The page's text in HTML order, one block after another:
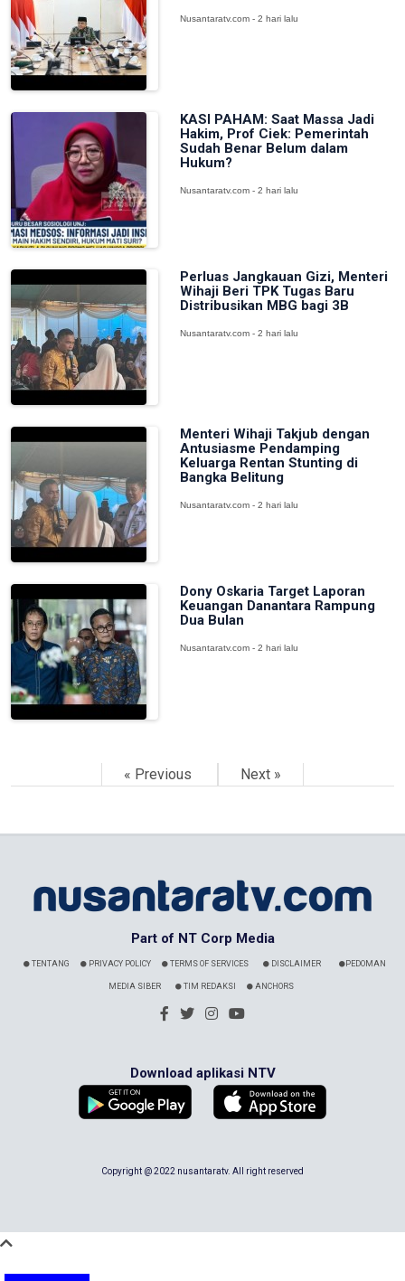
Nusantaratv.com - 2 hari lalu
KASI PAHAM: Saat Massa Jadi
Hakim, Prof Ciek: Pemerintah
Sudah Benar Belum dalam
Hukum?
Nusantaratv.com - 2 hari lalu
Perluas Jangkauan Gizi, Menteri
Wihaji Beri TPK Tugas Baru
Distribusikan MBG bagi 3B
Nusantaratv.com - 2 hari lalu
Menteri Wihaji Takjub dengan
Antusiasme Pendamping
Keluarga Rentan Stunting di
Bangka Belitung
Nusantaratv.com - 2 hari lalu
Dony Oskaria Target Laporan
Keuangan Danantara Rampung
Dua Bulan
Nusantaratv.com - 2 hari lalu
« Previous Next »
Part of NT Corp Media
TENTANG PRIVACY POLICY TERMS OF SERVICES DISCLAIMER PEDOMAN
MEDIA SIBER TIM REDAKSI ANCHORS
Download aplikasi NTV
Copyright @ 2022 nusantaratv. All right reserved